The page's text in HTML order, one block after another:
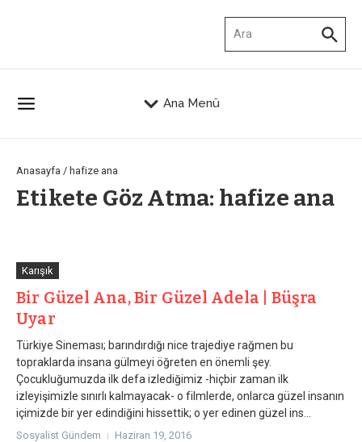
Ana Menü
Anasayfa / hafize ana
Etikete Göz Atma: hafize ana
Karışık
Bir Güzel Ana, Bir Güzel Adela | Büşra
Uyar
Türkiye Sineması; barındırdığı nice trajediye rağmen bu
topraklarda insana gülmeyi öğreten en önemli şey.
Çocukluğumuzda ilk defa izlediğimiz -hiçbir zaman ilk
izleyişimizle sınırlı kalmayacak- o filmlerde, onlarca güzel insanın
içimizde bir yer edindiğini hissettik; o yer edinen güzel ins...
Sosyalist Gündem Haziran 19, 2016